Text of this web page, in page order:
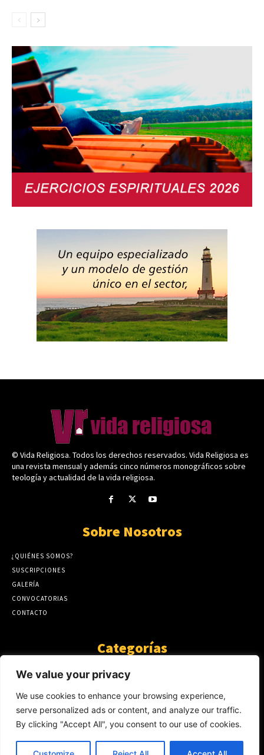
We value your privacy
We use cookies to enhance your browsing experience,
serve personalized ads or content, and analyze our traffic.
By clicking "Accept All", you consent to our use of cookies.
© Vida Religiosa. Todos los derechos reservados. Vida Religiosa es
una revista mensual y además cinco números monográficos sobre
teología y actualidad de la vida religiosa.
Sobre Nosotros
¿QUIÉNES SOMOS?
SUSCRIPCIONES
GALERÍA
CONVOCATORIAS
CONTACTO
Categorías
ARTÍCULOS
GUANTE DE SEDA
AL CALOR DE LA PALABRA
Y YO QUE SÉ
423
NOTICIAS
234
SIN CATEGORÍA
174